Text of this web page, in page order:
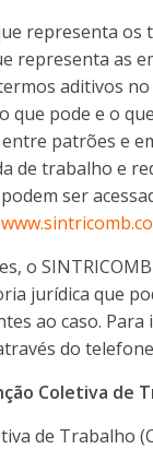
representa os
representa as
aditivos
que pode e o
patrões e
de trabalho e
ser
o
jurídica que
ao caso. Para
do telefone
Coletiva de
de Trabalho